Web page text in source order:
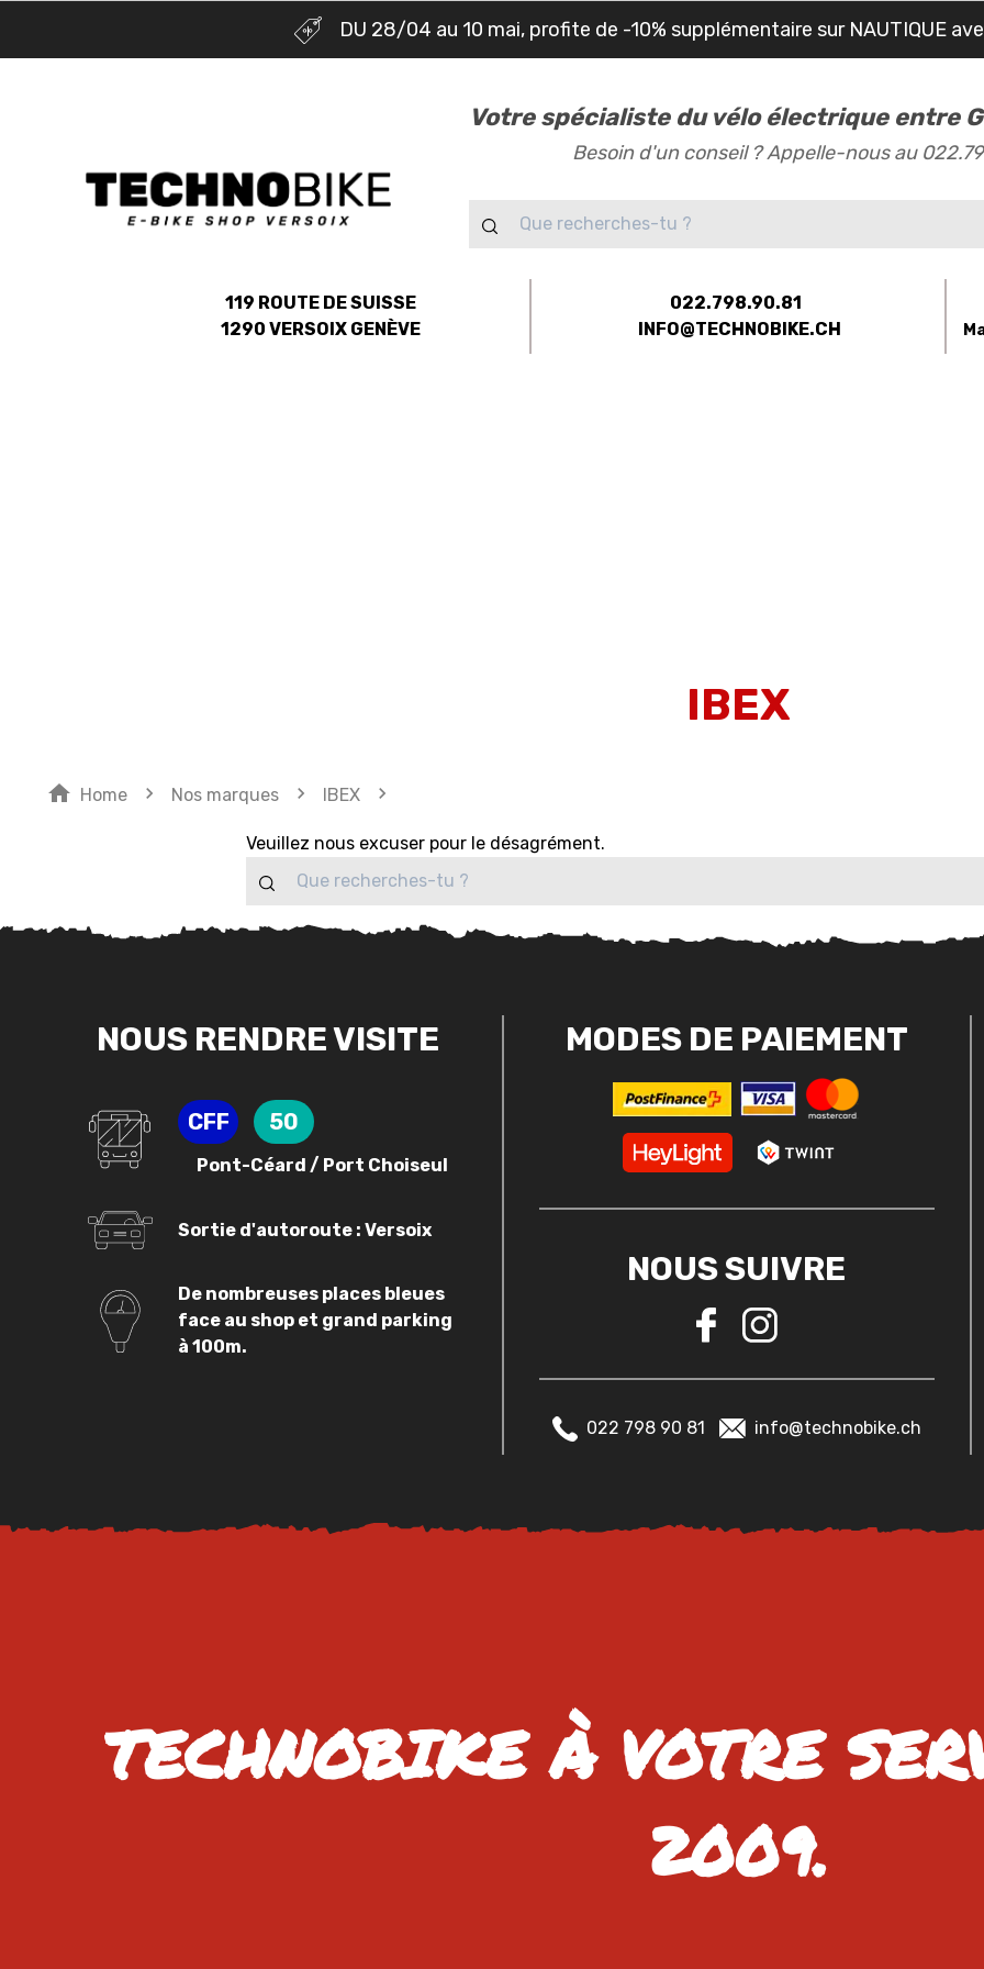
DU 28/04 au 10 mai, profite de -10% supplémentaire sur NAUTIQUE
Votre spécialiste du vélo électrique entre
Besoin d'un conseil ? Appelle-nous au
119 ROUTE DE SUISSE
1290 VERSOIX GENÈVE
022.798.90.81
INFO@TECHNOBIKE.CH
IBEX
home Home navigate_next Nos marques navigate_next IBEX navigate_next
Veuillez nous excuser pour le désagrément.
NOUS RENDRE VISITE
CFF 50
Pont-Céard / Port Choiseul
Sortie d'autoroute : Versoix
De nombreuses places bleues
face au shop et grand parking
à 100m.
MODES DE PAIEMENT
NOUS SUIVRE
022 798 90 81 info@technobike.ch
TECHNOBIKE À VOTRE
2009.